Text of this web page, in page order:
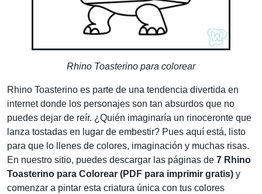
Rhino Toasterino para colorear
Rhino Toasterino es parte de una tendencia divertida en
internet donde los personajes son tan absurdos que no
puedes dejar de reír. ¿Quién imaginaría un rinoceronte que
lanza tostadas en lugar de embestir? Pues aquí está, listo
para que lo llenes de colores, imaginación y muchas risas.
En nuestro sitio, puedes descargar las páginas de 7 Rhino
Toasterino para Colorear (PDF para imprimir gratis) y
comenzar a pintar esta criatura única con tus colores